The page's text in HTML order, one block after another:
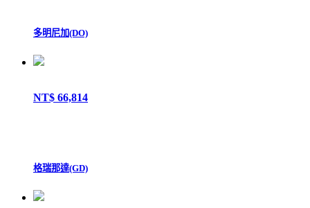
多明尼加(DO)
NT$ 66,814
格瑞那達(GD)